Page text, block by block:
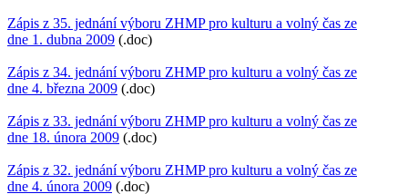
Zápis z 35. jednání výboru ZHMP pro kulturu a volný čas ze
dne 1. dubna 2009 (.doc)
Zápis z 34. jednání výboru ZHMP pro kulturu a volný čas ze
dne 4. března 2009 (.doc)
Zápis z 33. jednání výboru ZHMP pro kulturu a volný čas ze
dne 18. února 2009 (.doc)
Zápis z 32. jednání výboru ZHMP pro kulturu a volný čas ze
dne 4. února 2009 (.doc)